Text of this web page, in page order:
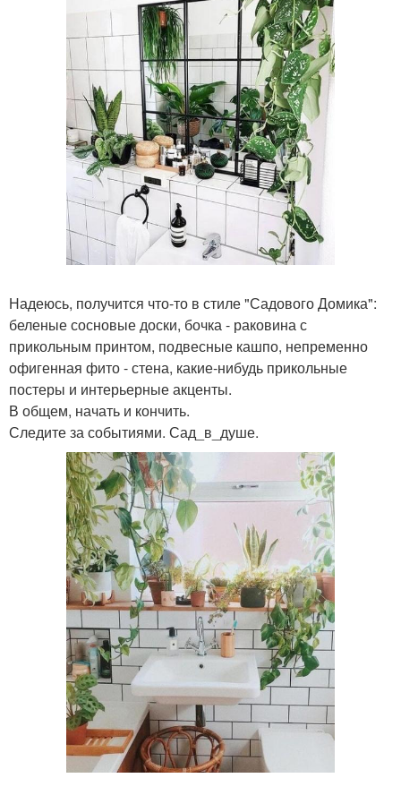
Надеюсь, получится что-то в стиле "Садового Домика":
беленые сосновые доски, бочка - раковина с
прикольным принтом, подвесные кашпо, непременно
офигенная фито - стена, какие-нибудь прикольные
постеры и интерьерные акценты.
В общем, начать и кончить.
Следите за событиями. Сад_в_душе.